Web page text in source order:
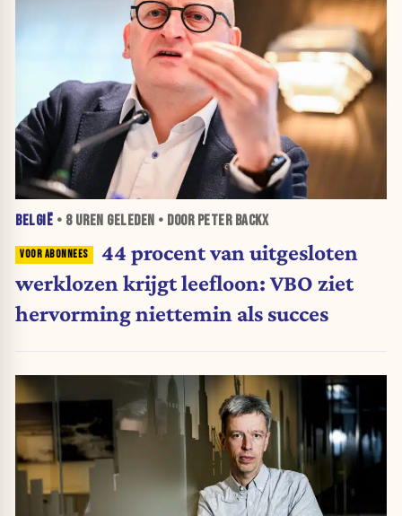
BELGIË • 8 UREN GELEDEN • DOOR PETER BACKX
44 procent van uitgesloten
werklozen krijgt leefloon: VBO ziet
hervorming niettemin als succes